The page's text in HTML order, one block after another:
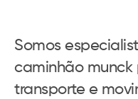
Somos
caminhão munck
transporte e